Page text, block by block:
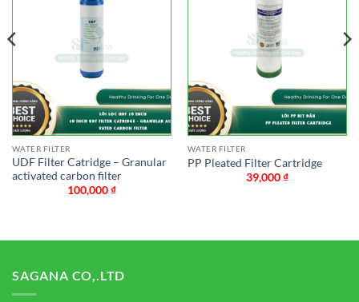
WATER FILTER
UDF Filter Catridge – Granular
activated carbon filter
100,000₫
WATER FILTER
PP Pleated Filter Cartridge
39,000₫
SAGANA CO,.LTD